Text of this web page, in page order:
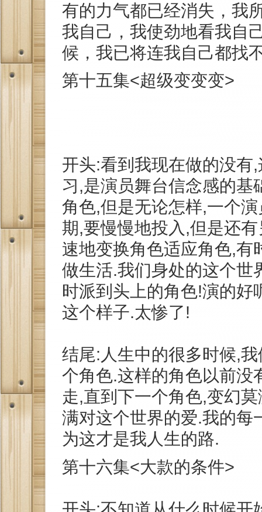
有的力气都已经消失，我
我自己，我使劲地看我自
候，我已将连我自己都找
第十五集<超级变变变>
开头:看到我现在做的没有
习,是演员舞台信念感的基
角色,但是无论怎样,一个
期,要慢慢地投入,但是还
速地变换角色适应角色,有
做生活.我们身处的这个世
时派到头上的角色!演的好
这个样子.太惨了!
结尾:人生中的很多时候,
个角色.这样的角色以前没
走,直到下一个角色,变幻
满对这个世界的爱.我的每
为这才是我人生的路.
第十六集<大款的条件>